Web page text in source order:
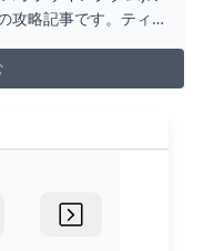
攻略記事です。ティ